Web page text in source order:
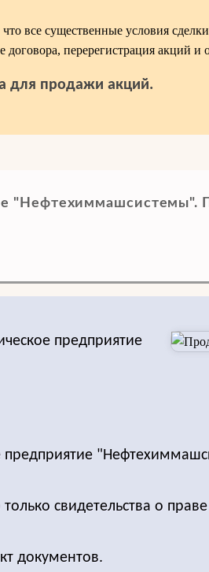
все существенные условия
договора, перерегистрация акций и
для продажи акций.
"Нефтехиммашсистемы".
предприятие
предприятие
свидетельства о
документов.